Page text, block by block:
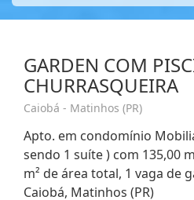
GARDEN COM
CHURRASQUEIRA
Caiobá - Matinhos (PR)
Apto. em condomínio
sendo 1 suíte ) com 135,00
m² de área total, 1 vaga de
Caiobá, Matinhos (PR)